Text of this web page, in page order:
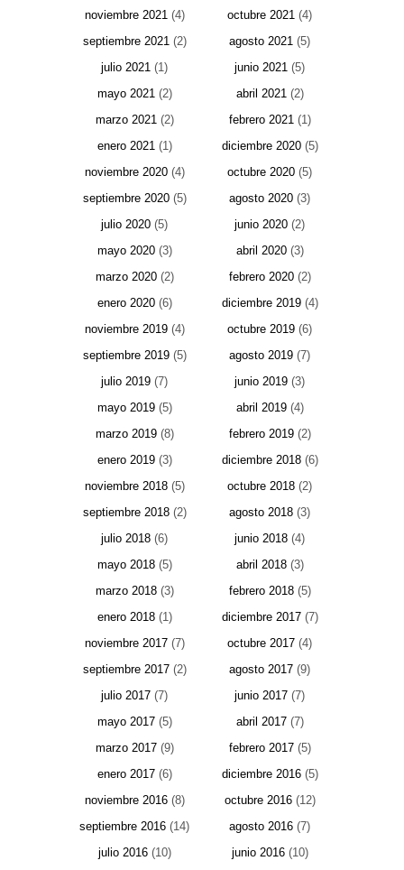
noviembre 2021(4) octubre 2021 (4)
septiembre 2021(2) agosto 2021 (5)
julio 2021 (1) junio 2021 (5)
mayo 2021(2) abril 2021(2)
marzo 2021(2) febrero 2021(1)
enero 2021(1) diciembre 2020(5)
noviembre 2020(4) octubre 2020 (5)
septiembre 2020(5) agosto 2020 (3)
julio 2020 (5) junio 2020 (2)
mayo 2020(3) abril 2020(3)
marzo 2020(2) febrero 2020(2)
enero 2020(6) diciembre 2019(4)
noviembre 2019(4) octubre 2019 (6)
septiembre 2019(5) agosto 2019 (7)
julio 2019 (7) junio 2019 (3)
mayo 2019(5) abril 2019(4)
marzo 2019(8) febrero 2019(2)
enero 2019(3) diciembre 2018(6)
noviembre 2018(5) octubre 2018 (2)
septiembre 2018(2) agosto 2018 (3)
julio 2018 (6) junio 2018 (4)
mayo 2018(5) abril 2018(3)
marzo 2018(3) febrero 2018(5)
enero 2018(1) diciembre 2017(7)
noviembre 2017(7) octubre 2017 (4)
septiembre 2017(2) agosto 2017 (9)
julio 2017 (7) junio 2017 (7)
mayo 2017(5) abril 2017(7)
marzo 2017(9) febrero 2017(5)
enero 2017(6) diciembre 2016(5)
noviembre 2016(8) octubre 2016(12)
septiembre 2016 (14) agosto 2016 (7)
julio 2016(10) junio 2016(10)